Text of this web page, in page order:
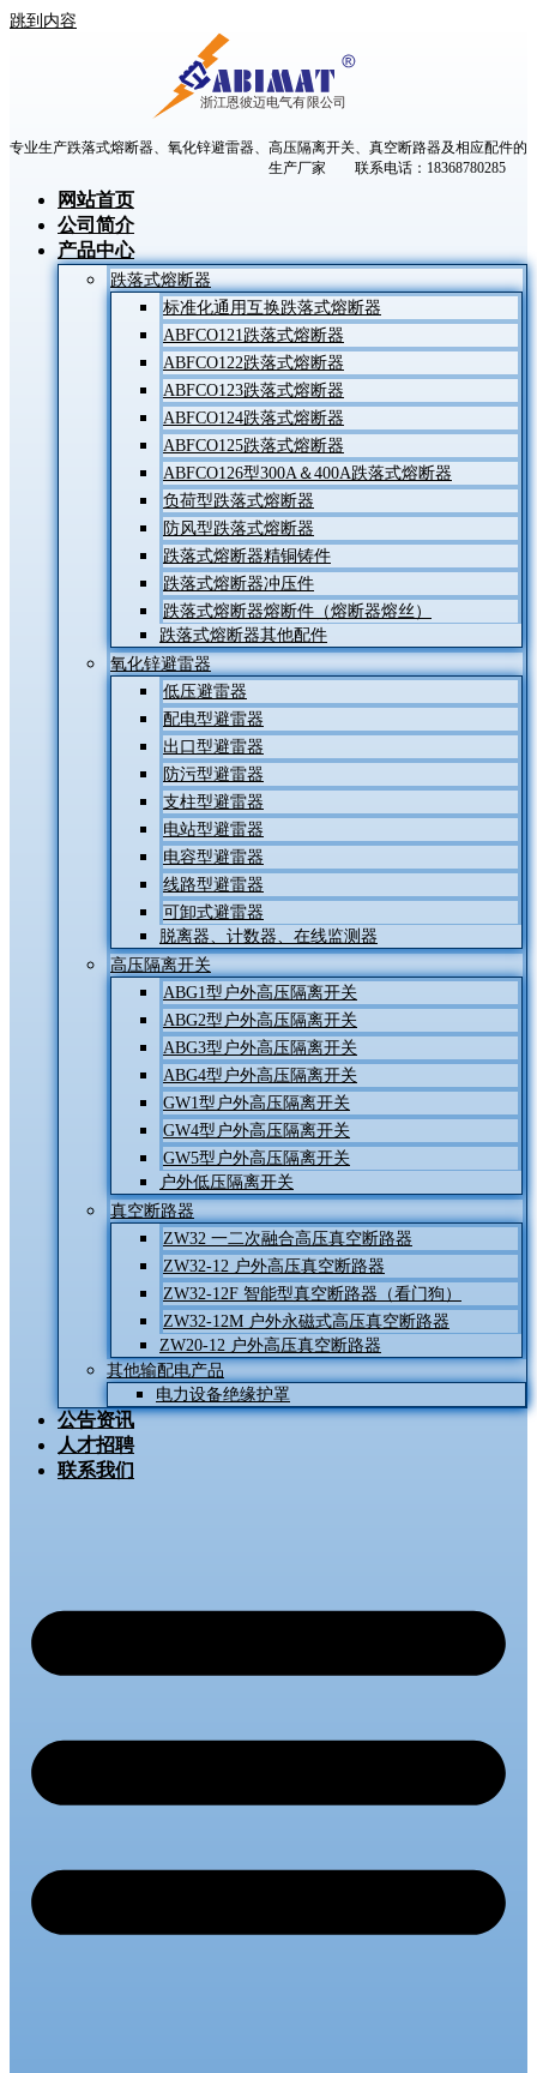
跳到内容
专业生产跌落式熔断器、氧化锌避雷器、高压隔离开关、真空断路器及相应配件的
生产厂家 联系电话：18368780285
网站首页
公司简介
产品中心
跌落式熔断器
标准化通用互换跌落式熔断器
ABFCO121跌落式熔断器
ABFCO122跌落式熔断器
ABFCO123跌落式熔断器
ABFCO124跌落式熔断器
ABFCO125跌落式熔断器
ABFCO126型300A＆400A跌落式熔断器
负荷型跌落式熔断器
防风型跌落式熔断器
跌落式熔断器精铜铸件
跌落式熔断器冲压件
跌落式熔断器熔断件（熔断器熔丝）
跌落式熔断器其他配件
氧化锌避雷器
低压避雷器
配电型避雷器
出口型避雷器
防污型避雷器
支柱型避雷器
电站型避雷器
电容型避雷器
线路型避雷器
可卸式避雷器
脱离器、计数器、在线监测器
高压隔离开关
ABG1型户外高压隔离开关
ABG2型户外高压隔离开关
ABG3型户外高压隔离开关
ABG4型户外高压隔离开关
GW1型户外高压隔离开关
GW4型户外高压隔离开关
GW5型户外高压隔离开关
户外低压隔离开关
真空断路器
ZW32 一二次融合高压真空断路器
ZW32-12 户外高压真空断路器
ZW32-12F 智能型真空断路器（看门狗）
ZW32-12M 户外永磁式高压真空断路器
ZW20-12 户外高压真空断路器
其他输配电产品
电力设备绝缘护罩
公告资讯
人才招聘
联系我们